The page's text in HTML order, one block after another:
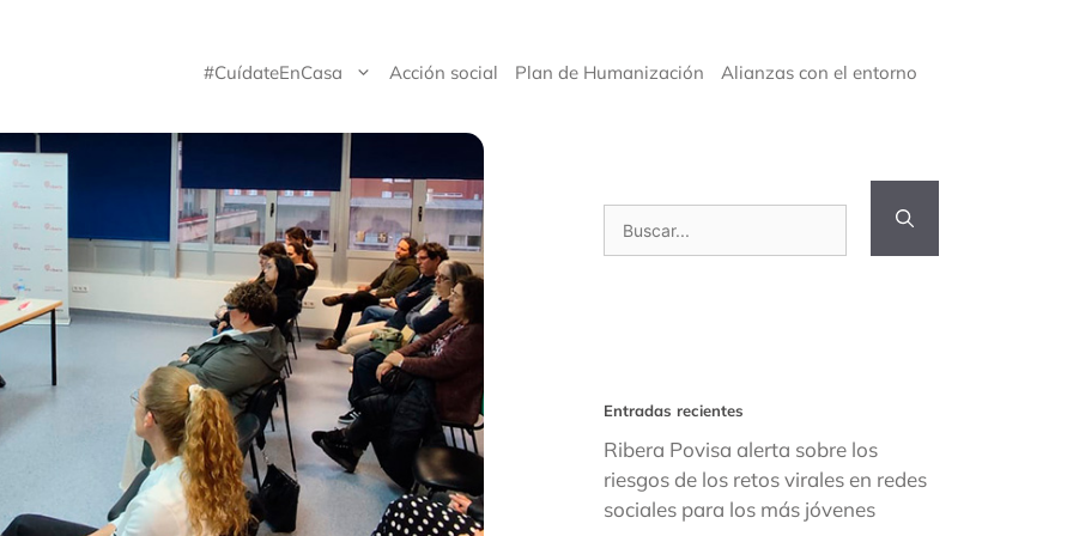
#CuídateEnCasa Acción social Plan de Humanización Alianzas con el entorno
Entradas recientes
Ribera Povisa alerta sobre los
riesgos de los retos virales en redes
sociales para los más jóvenes